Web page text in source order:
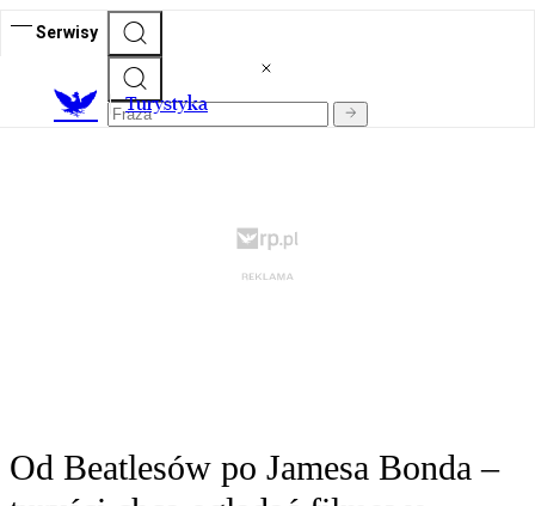
Serwisy
Turystyka
Od Beatlesów po Jamesa Bonda –